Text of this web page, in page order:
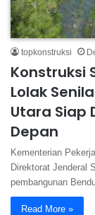
topkonstruksi
Konstruksi
Lolak
Utara Siap
Depan
Kementerian
Direktorat Jenderal
pembangunan
Read More »